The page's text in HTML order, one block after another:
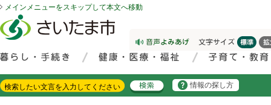
メインメニューをスキップして本文へ移動
情報の探し方